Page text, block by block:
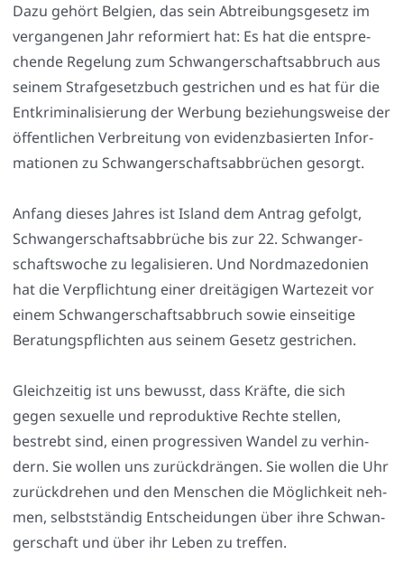
Dazu gehört Bel­gi­en, das sein Abtrei­bungs­ge­setz im
ver­gan­ge­nen Jahr refor­miert hat: Es hat die ent­spre­
chen­de Rege­lung zum Schwan­ger­schafts­ab­bruch aus
sei­nem Straf­ge­setz­buch gestri­chen und es hat für die
Ent­kri­mi­na­li­sie­rung der Wer­bung bezie­hungs­wei­se der
öffent­li­chen Ver­brei­tung von evi­denz­ba­sier­ten Infor­
ma­tio­nen zu Schwan­ger­schafts­ab­brü­chen gesorgt.
Anfang die­ses Jah­res ist Island dem Antrag gefolgt,
Schwan­ger­schafts­ab­brü­che bis zur 22. Schwan­ger­
schafts­wo­che zu lega­li­sie­ren. Und Nord­ma­ze­do­ni­en
hat die Ver­pflich­tung einer drei­tä­gi­gen War­te­zeit vor
einem Schwan­ger­schafts­ab­bruch sowie ein­sei­ti­ge
Bera­tungs­pflich­ten aus sei­nem Gesetz gestri­chen.
Gleich­zei­tig ist uns bewusst, dass Kräf­te, die sich
gegen sexu­el­le und repro­duk­ti­ve Rech­te stel­len,
bestrebt sind, einen pro­gres­si­ven Wan­del zu ver­hin­
dern. Sie wol­len uns zurück­drän­gen. Sie wol­len die Uhr
zurück­dre­hen und den Men­schen die Mög­lich­keit neh­
men, selbst­stän­dig Ent­schei­dun­gen über ihre Schwan­
ger­schaft und über ihr Leben zu tref­fen.